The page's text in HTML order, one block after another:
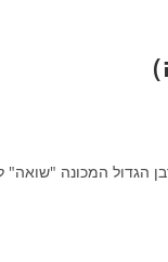
הגדול המכונה